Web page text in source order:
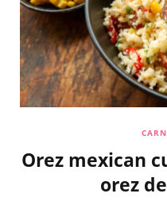
Orez mexican
orez